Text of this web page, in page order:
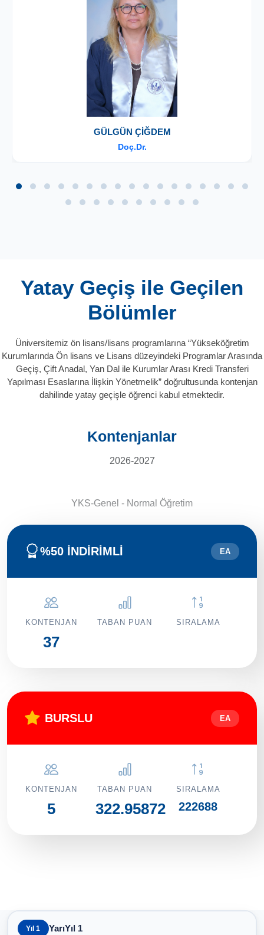
GÜLGÜN ÇİĞDEM
Doç.Dr.
Yatay Geçiş ile Geçilen
Bölümler
Üniversitemiz ön lisans/lisans programlarına “Yükseköğretim
Kurumlarında Ön lisans ve Lisans düzeyindeki Programlar Arasında
Geçiş, Çift Anadal, Yan Dal ile Kurumlar Arası Kredi Transferi
Yapılması Esaslarına İlişkin Yönetmelik” doğrultusunda kontenjan
dahilinde yatay geçişle öğrenci kabul etmektedir.
Kontenjanlar
2026-2027
YKS-Genel - Normal Öğretim
%50 İNDİRİMLİ EA
KONTENJAN
37
TABAN PUAN SIRALAMA
BURSLU EA
KONTENJAN
5
TABAN PUAN
322.95872
SIRALAMA
222688
Yıl 1 YarıYıl 1